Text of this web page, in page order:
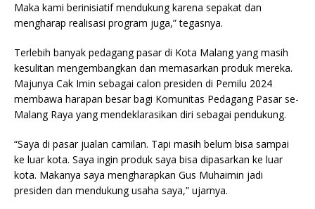
Maka kami berinisiatif mendukung karena sepakat dan
mengharap realisasi program juga,” tegasnya.
Terlebih banyak pedagang pasar di Kota Malang yang masih
kesulitan mengembangkan dan memasarkan produk mereka.
Majunya Cak Imin sebagai calon presiden di Pemilu 2024
membawa harapan besar bagi Komunitas Pedagang Pasar se-
Malang Raya yang mendeklarasikan diri sebagai pendukung.
“Saya di pasar jualan camilan. Tapi masih belum bisa sampai
ke luar kota. Saya ingin produk saya bisa dipasarkan ke luar
kota. Makanya saya mengharapkan Gus Muhaimin jadi
presiden dan mendukung usaha saya,” ujarnya.